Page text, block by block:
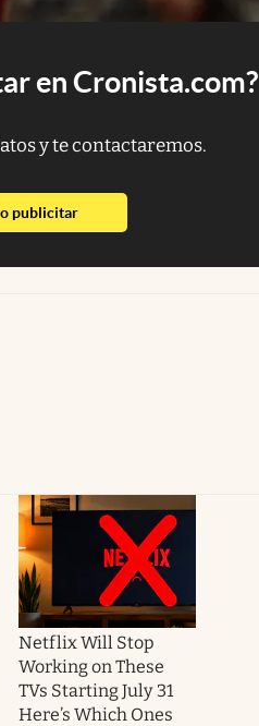
en Cronista.com?
y te contactaremos.
publicitarabre en nueva pestaña
Netflix Will Stop
Working on These
TVs Starting July 31
Here’s Which Ones